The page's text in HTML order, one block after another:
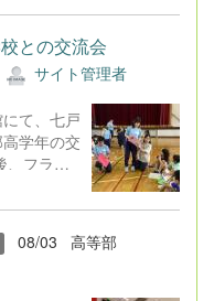
、本校
名、福祉
約１００
、本校保
うことで発
や願いを
ことがで
郎氏から
につい
ました。
するが、
との交流会
サイト管理者
て、七戸
学年の交
フライ
回入れよ
」など、
ルで取り
、うまく
08/03
高等部